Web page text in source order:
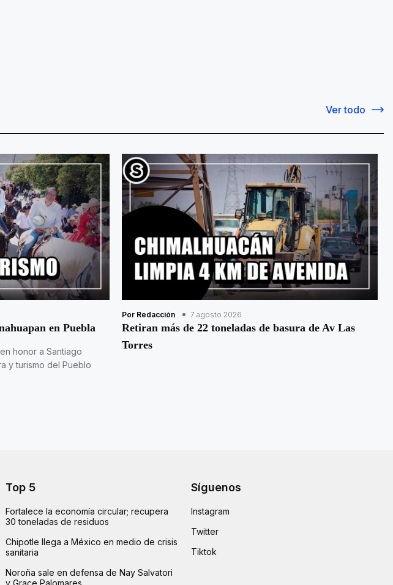
Ver todo
en Puebla
honor a Santiago
y turismo del Pueblo
Por Redacción 7 agosto 2026
Retiran más de 22 toneladas de basura de Av Las
Torres
Top 5
Fortalece la economía circular; recupera
30 toneladas de residuos
Chipotle llega a México en medio de crisis
sanitaria
Noroña sale en defensa de Nay Salvatori
y Grace Palomares
Síguenos
Instagram
Twitter
Tiktok